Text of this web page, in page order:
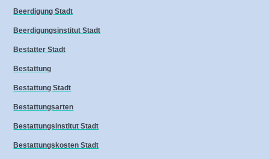
Beerdigung Stadt
Beerdigungsinstitut Stadt
Bestatter Stadt
Bestattung
Bestattung Stadt
Bestattungsarten
Bestattungsinstitut Stadt
Bestattungskosten Stadt